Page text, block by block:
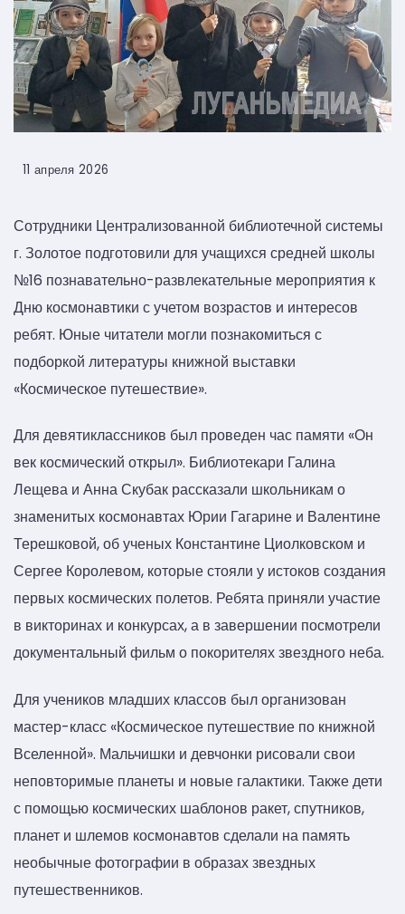
11 апреля 2026
Сотрудники Централизованной библиотечной системы
г. Золотое подготовили для учащихся средней школы
№16 познавательно-развлекательные мероприятия к
Дню космонавтики с учетом возрастов и интересов
ребят. Юные читатели могли познакомиться с
подборкой литературы книжной выставки
«Космическое путешествие».
Для девятиклассников был проведен час памяти «Он
век космический открыл». Библиотекари Галина
Лещева и Анна Скубак рассказали школьникам о
знаменитых космонавтах Юрии Гагарине и Валентине
Терешковой, об ученых Константине Циолковском и
Сергее Королевом, которые стояли у истоков создания
первых космических полетов. Ребята приняли участие
в викторинах и конкурсах, а в завершении посмотрели
документальный фильм о покорителях звездного неба.
Для учеников младших классов был организован
мастер-класс «Космическое путешествие по книжной
Вселенной». Мальчишки и девчонки рисовали свои
неповторимые планеты и новые галактики. Также дети
с помощью космических шаблонов ракет, спутников,
планет и шлемов космонавтов сделали на память
необычные фотографии в образах звездных
путешественников.